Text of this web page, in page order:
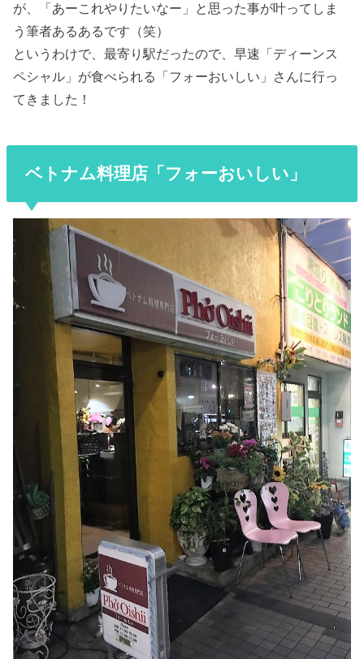
が、「あーこれやりたいなー」と思った事が叶ってしま
う筆者あるあるです（笑）
というわけで、最寄り駅だったので、早速「ディーンス
ペシャル」が食べられる「フォーおいしい」さんに行っ
てきました！
ベトナム料理店「フォーおいしい」